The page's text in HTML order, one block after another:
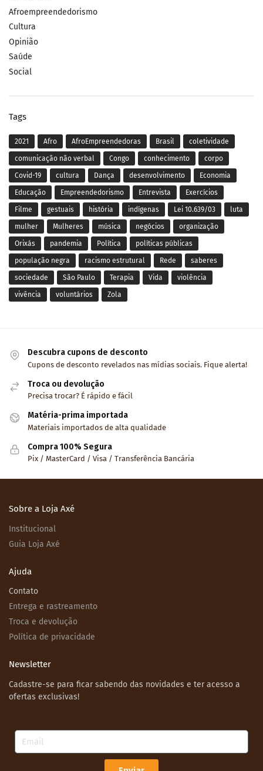
Afroempreendedorismo
Cultura
Opinião
Saúde
Social
Tags
2021 Afro AfroEmpreendedoras Brasil coletividade
comunicação não verbal Congo conhecimento corpo
Covid-19 cultura Dança desenvolvimento Economia
Educação Empreendedorismo Entrevista Exercícios
Filme gestuais história indígenas Lei 10.639/03 luta
mulher Mulheres música negócios organização
Orixás pandemia Política políticas públicas
população negra racismo estrutural Rede saberes
sociedade São Paulo Terapia Vida violência
vivência voluntários Zola
Descubra cupons de desconto
Cupons de desconto revelados nas mídias sociais. Fique alerta!
Troca ou devolução
Precisa trocar? É rápido e fácil
Matéria-prima importada
Materiais importados de alta qualidade
Compra 100% Segura
Pix / MasterCard / Visa / Transferência Bancária
Sobre a Loja Axé
Institucional
Guia Loja Axé
Ajuda
Contato
Entrega e rastreamento
Troca e devolução
Política de privacidade
Newsletter
Cadastre-se para ficar sabendo das novidades e ter acesso a
ofertas exclusivas!